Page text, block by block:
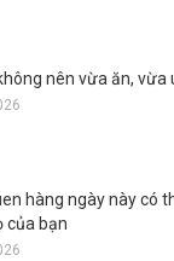
nên vừa ăn, vừa
hàng ngày này có
của bạn